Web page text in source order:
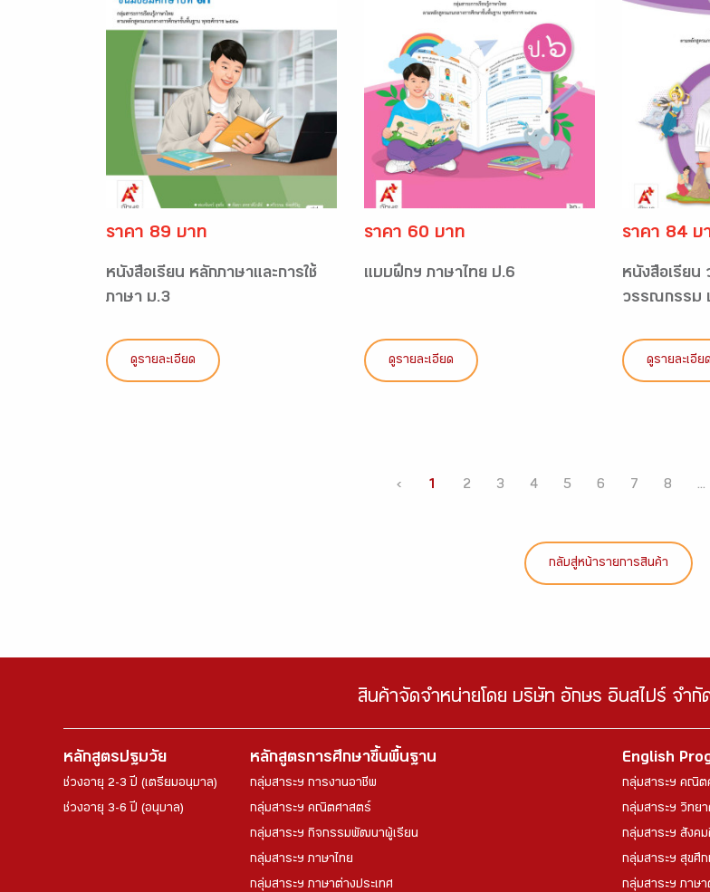
ราคา 89 บาท
หนังสือเรียน หลักภาษาและการใช้
ภาษา ม.3
ดูรายละเอียด
ราคา 60 บาท
แบบฝึกฯ ภาษาไทย ป.6
ดูรายละเอียด
ราคา 84 บ
หนังสือเรียน
วรรณกรรม
ดูรายละเอียด
‹ 1 2 3 4 5 6 7 8 ...
กลับสู่หน้ารายการสินค้า
สินค้าจัดจำหน่ายโดย บริษัท อักษร อินสไปร์ จำ
หลักสูตรปฐมวัย
ช่วงอายุ 2-3 ปี (เตรียมอนุบาล)
ช่วงอายุ 3-6 ปี (อนุบาล)
หลักสูตรการศึกษาขึ้นพื้นฐาน
กลุ่มสาระฯ การงานอาชีพ
กลุ่มสาระฯ คณิตศาสตร์
กลุ่มสาระฯ กิจกรรมพัฒนาผู้เรียน
กลุ่มสาระฯ ภาษาไทย
กลุ่มสาระฯ ภาษาต่างประเทศ
English
กลุ่มสาระฯ คณิต
กลุ่มสาระฯ วิทยา
กลุ่มสาระฯ สังคม
กลุ่มสาระฯ สุขศึก
กลุ่มสาระฯ ภาษา